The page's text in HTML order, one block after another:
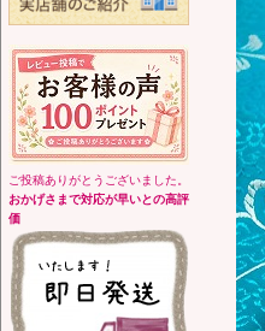
ご投稿ありがとうございました。
おかげさまで対応が早いとの高評
価